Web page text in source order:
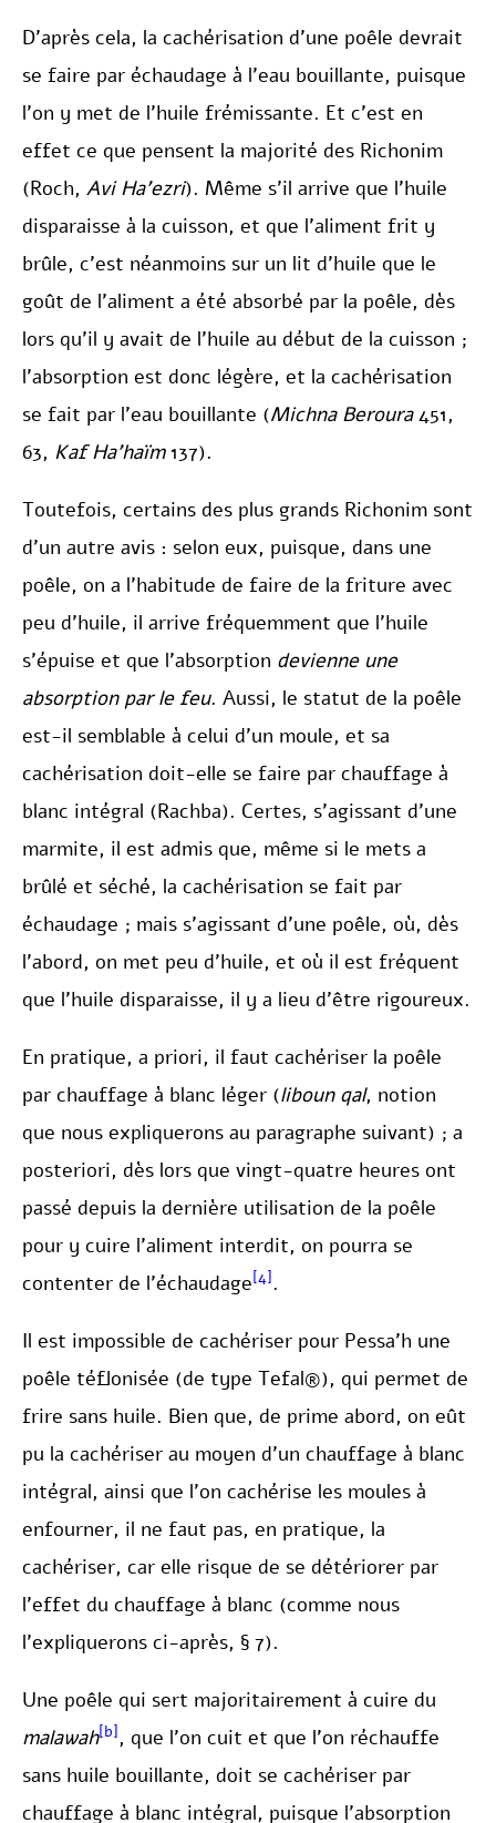
D’après cela, la cachérisation d’une poêle devrait
se faire par échaudage à l’eau bouillante, puisque
l’on y met de l’huile frémissante. Et c’est en
effet ce que pensent la majorité des Richonim
(Roch, Avi Ha’ezri). Même s’il arrive que l’huile
disparaisse à la cuisson, et que l’aliment frit y
brûle, c’est néanmoins sur un lit d’huile que le
goût de l’aliment a été absorbé par la poêle, dès
lors qu’il y avait de l’huile au début de la cuisson ;
l’absorption est donc légère, et la cachérisation
se fait par l’eau bouillante (Michna Beroura451,
63, Kaf Ha’haïm137).
Toutefois, certains des plus grands Richonim sont
d’un autre avis : selon eux, puisque, dans une
poêle, on a l’habitude de faire de la friture avec
peu d’huile, il arrive fréquemment que l’huile
s’épuise et que l’absorption devienne une
absorption par le feu. Aussi, le statut de la poêle
est-il semblable à celui d’un moule, et sa
cachérisation doit-elle se faire par chauffage à
blanc intégral (Rachba). Certes, s’agissant d’une
marmite, il est admis que, même si le mets a
brûlé et séché, la cachérisation se fait par
échaudage ; mais s’agissant d’une poêle, où, dès
l’abord, on met peu d’huile, et où il est fréquent
que l’huile disparaisse, il y a lieu d’être rigoureux.
En pratique, a priori, il faut cachériser la poêle
par chauffage à blanc léger (liboun qal, notion
que nous expliquerons au paragraphe suivant) ; a
posteriori, dès lors que vingt-quatre heures ont
passé depuis la dernière utilisation de la poêle
pour y cuire l’aliment interdit, on pourra se
contenter de l’échaudage[4] .
Il est impossible de cachériser pour Pessa’h une
poêle téflonisée (de type Tefal®), qui permet de
frire sans huile. Bien que, de prime abord, on eût
pu la cachériser au moyen d’un chauffage à blanc
intégral, ainsi que l’on cachérise les moules à
enfourner, il ne faut pas, en pratique, la
cachériser, car elle risque de se détériorer par
l’effet du chauffage à blanc (comme nous
l’expliquerons ci-après, § 7).
Une poêle qui sert majoritairement à cuire du
malawah[b] , que l’on cuit et que l’on réchauffe
sans huile bouillante, doit se cachériser par
chauffage à blanc intégral, puisque l’absorption